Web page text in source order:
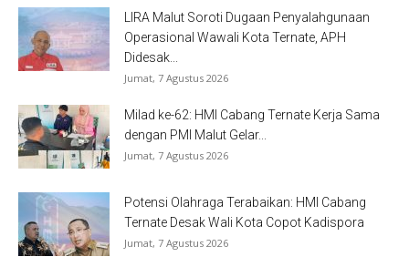
LIRA Malut Soroti Dugaan Penyalahgunaan
Operasional Wawali Kota Ternate, APH
Didesak...
Jumat, 7 Agustus 2026
Milad ke-62: HMI Cabang Ternate Kerja Sama
dengan PMI Malut Gelar...
Jumat, 7 Agustus 2026
Potensi Olahraga Terabaikan: HMI Cabang
Ternate Desak Wali Kota Copot Kadispora
Jumat, 7 Agustus 2026